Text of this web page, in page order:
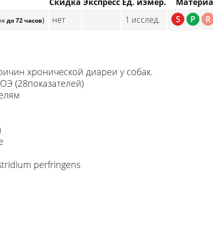
до 72 часов) нет 1 исслед. S P R
хронической диареи у собак.
(28показателей)
perfringens